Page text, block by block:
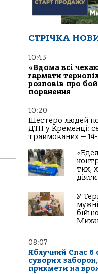
СТРІЧКА
10:43
«Вдома всі
гармати
розповів про
поранення
10:20
Шестеро людей
ДТП у Кременці:
травмованих —
тих,
діяти
У
08:07
Яблучний Спас 6
суворих
прикмети на